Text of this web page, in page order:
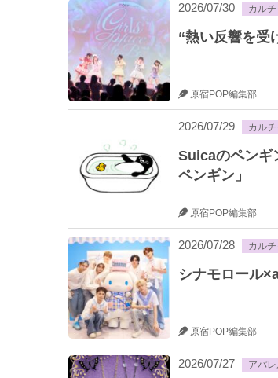
2026/07/30 カル
“熱い反響を受
原宿POP編集部
2026/07/29 カル
Suicaのペンギ
ペンギン」
原宿POP編集部
2026/07/28 カル
シナモロール
原宿POP編集部
2026/07/27 アパ